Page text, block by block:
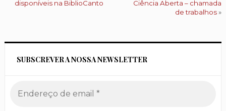
disponíveis na BiblioCanto
Ciência Aberta – chamada
de trabalhos»
SUBSCREVER A NOSSA NEWSLETTER